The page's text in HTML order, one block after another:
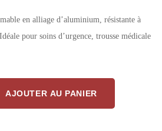
en alliage d’aluminium, résistante à
pour soins d’urgence, trousse médicale
AJOUTER AU PANIER